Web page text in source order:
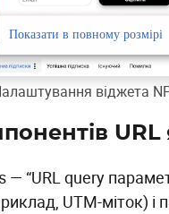
віджета
URL
“URL query
UTM-міток) і